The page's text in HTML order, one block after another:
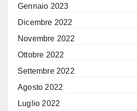
Gennaio 2023
Dicembre 2022
Novembre 2022
Ottobre 2022
Settembre 2022
Agosto 2022
Luglio 2022